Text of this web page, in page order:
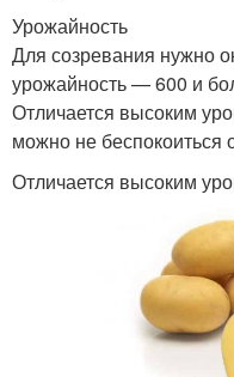
Урожайность
Для созревания нужно
урожайность — 600 и
Отличается высоким
можно не беспокоиться
Отличается высоким